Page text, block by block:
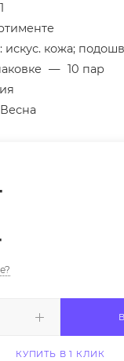
искус. кожа;
— 10 пар
КУПИТЬ В 1 КЛИК